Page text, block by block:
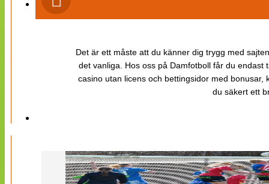
Det är ett måste att du känner dig trygg med
det vanliga. Hos oss på Damfotboll får du
casino utan licens och bettingsidor med
du säkert ett